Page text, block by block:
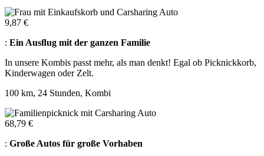
9,87 €
: Ein Ausﬂug mit der ganzen Familie
In unsere Kombis passt mehr, als man denkt! Egal ob Picknickkorb,
Kinderwagen oder Zelt.
100 km, 24 Stunden, Kombi
68,79 €
: Große Autos für große Vorhaben